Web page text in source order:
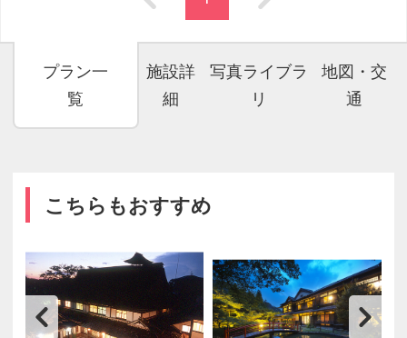
プラン一
覧
施設詳
細
写真ライブラ
リ
地図・交
通
こちらもおすすめ